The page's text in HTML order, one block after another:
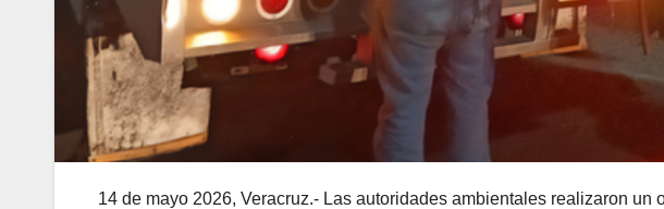
14 de mayo 2026, Veracruz.- Las autoridades ambientales realizaron un